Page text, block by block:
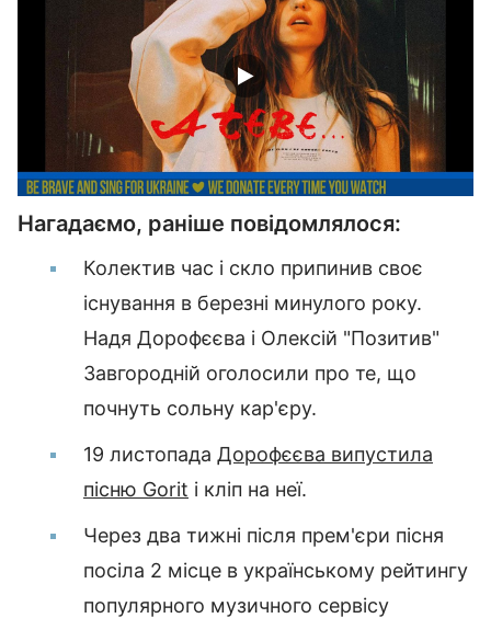
Нагадаємо, раніше повідомлялося:
Колектив час і скло припинив своє
існування в березні минулого року.
Надя Дорофєєва і Олексій "Позитив"
Завгородній оголосили про те, що
почнуть сольну кар'єру.
19 листопада Дорофєєва випустила
пісню Gorit і кліп на неї.
Через два тижні після прем'єри пісня
посіла 2 місце в українському рейтингу
популярного музичного сервісу